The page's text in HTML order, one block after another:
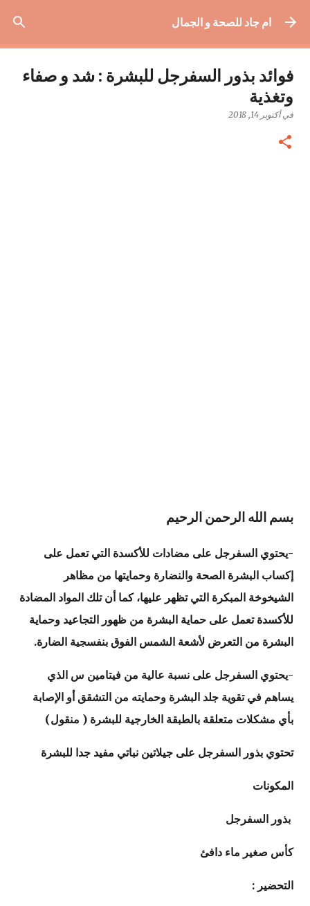
التخطي إلى المحتوى الرئيسيام جاد للصحة و الجمال
فوائد بذور السفرجل للبشرة : شد و صفاء
وتغذية
فيأكتوبر 14, 2018
بسم الله الرحمن الرحيم
-يحتوي السفرجل على مضادات للأكسدة التي تعمل على
إكساب البشرة الصحة والنضارة وحمايتها من مظاهر
الشيخوخة المبكرة التي تظهر عليها، كما أن تلك المواد المضادة
للأكسدة تعمل على حماية البشرة من ظهور التجاعيد وحماية
البشرة من التعرض لأشعة الشمس الفوق بنفسجية الضارة.
-يحتوي السفرجل على نسبة عالية من فيتامين س الذي
يساهم في تقوية جلد البشرة وحمايته من التشقق أو الإصابة
بأي مشكلات متعلقة بالطبقة الخارجية للبشرة ( منقول)
تحتوي بذور السفرجل على جيلاتين نباتي مفيد جدا للبشرة
المكونات
بذور السفرجل
كأس صغير ماء دافئ
التحضير :